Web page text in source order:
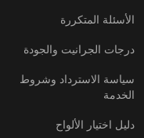
الأسئلة المتكررة
درجات الجرانيت والجودة
سياسة الاسترداد وشروط
الخدمة
دليل اختيار الألواح